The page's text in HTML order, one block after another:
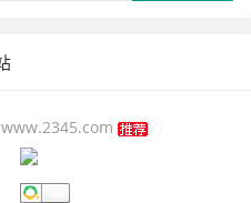
www.2345.com